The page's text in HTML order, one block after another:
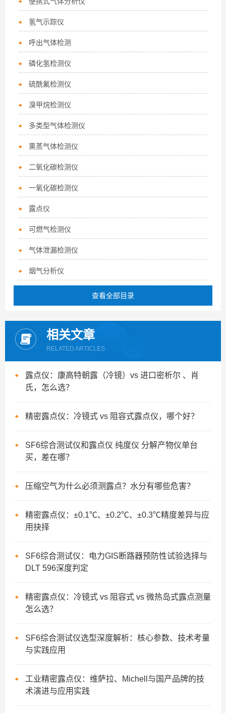
氢气示踪仪
呼出气体检测
磷化氢检测仪
硫酰氟检测仪
溴甲烷检测仪
多类型气体检测仪
熏蒸气体检测仪
二氧化碳检测仪
一氧化碳检测仪
露点仪
可燃气检测仪
气体泄漏检测仪
烟气分析仪
查看全部目录
相关文章
RELATED ARTICLES
露点仪：康高特朝露（冷镜）vs 进口密析尔 、肖
氏，怎么选？
精密露点仪：冷镜式 vs 阻容式露点仪，哪个好？
SF6综合测试仪和露点仪 纯度仪 分解产物仪单台
买，差在哪？
压缩空气为什么必须测露点？水分有哪些危害？
精密露点仪：±0.1℃、±0.2℃、±0.3℃精度差异与应
用抉择
SF6综合测试仪：电力GIS断路器预防性试验选择与
DLT 596深度判定
精密露点仪：冷镜式 vs 阻容式 vs 微热岛式露点测量
怎么选？
SF6综合测试仪选型深度解析：核心参数、技术考量
与实践应用
工业精密露点仪：维萨拉、Michell与国产品牌的技
术演进与应用实践